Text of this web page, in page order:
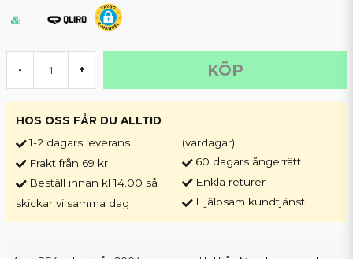
- + KÖP
HOS OSS FÅR DU ALLTID
1-2 dagars leverans
Frakt från 69 kr
Beställ innan kl 14.00 så
skickar vi samma dag
(vardagar)
60 dagars ångerrätt
Enkla returer
Hjälpsam kundtjänst